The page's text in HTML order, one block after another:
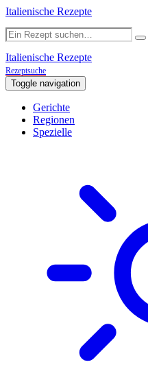
Italienische Rezepte
Italienische Rezepte
Rezeptsuche
Toggle navigation
Gerichte
Regionen
Spezielle